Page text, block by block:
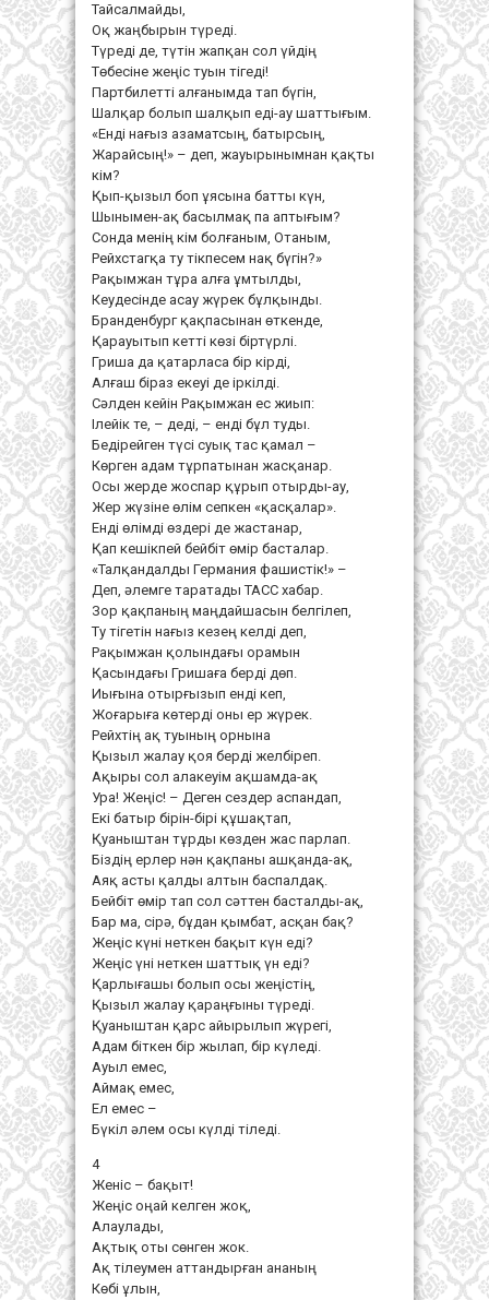
Тайсалмайды,
Оқ жаңбырын түреді.
Түреді де, түтін жапқан сол үйдің
Төбесіне жеңіс туын тігеді!
Партбилетті алғанымда тап бүгін,
Шалқар болып шалқып еді-ау шаттығым.
«Енді нағыз азаматсың, батырсың,
Жарайсың!» – деп, жауырынымнан қақты
кім?
Қып-қызыл боп ұясына батты күн,
Шынымен-ақ басылмақ па аптығым?
Сонда менің кім болғаным, Отаным,
Рейхстагқа ту тікпесем нақ бүгін?»
Рақымжан тұра алға ұмтылды,
Кеудесінде асау жүрек бұлқынды.
Бранденбург қақпасынан өткенде,
Қарауытып кетті көзі біртүрлі.
Гриша да қатарласа бір кірді,
Алғаш біраз екеуі де іркілді.
Сәлден кейін Рақымжан ес жиып:
Ілейік те, – деді, – енді бұл туды.
Бедірейген түсі суық тас қамал –
Көрген адам тұрпатынан жасқанар.
Осы жерде жоспар құрып отырды-ау,
Жер жүзіне өлім сепкен «қасқалар».
Енді өлімді өздері де жастанар,
Қап кешікпей бейбіт өмір басталар.
«Талқандалды Германия фашистік!» –
Деп, әлемге таратады ТАСС хабар.
Зор қақпаның маңдайшасын белгілеп,
Ту тігетін нағыз кезең келді деп,
Рақымжан қолындағы орамын
Қасындағы Гришаға берді дөп.
Иығына отырғызып енді кеп,
Жоғарыға көтерді оны ер жүрек.
Рейхтің ақ туының орнына
Қызыл жалау қоя берді желбіреп.
Ақыры сол алакеуім ақшамда-ақ
Ура! Жеңіс! – Деген сездер аспандап,
Екі батыр бірін-бірі құшақтап,
Қуаныштан тұрды көзден жас парлап.
Біздің ерлер нән қақпаны ашқанда-ақ,
Аяқ асты қалды алтын баспалдақ.
Бейбіт өмір тап сол сәттен басталды-ақ,
Бар ма, сірә, бұдан қымбат, асқан бақ?
Жеңіс күні неткен бақыт күн еді?
Жеңіс үні неткен шаттық үн еді?
Қарлығашы болып осы жеңістің,
Қызыл жалау қараңғыны түреді.
Қуаныштан қарс айырылып жүрегі,
Адам біткен бір жылап, бір күледі.
Ауыл емес,
Аймақ емес,
Ел емес –
Бүкіл әлем осы күлді тіледі.
4
Женіс – бақыт!
Жеңіс оңай келген жоқ,
Алаулады,
Ақтық оты сөнген жок.
Ақ тілеумен аттандырған ананың
Көбі ұлын,